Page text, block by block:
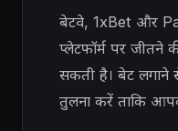
बेटवे, 1xBet और
प्लेटफॉर्म पर जीतने
सकती है। बेट लगाने
तुलना करें ताकि